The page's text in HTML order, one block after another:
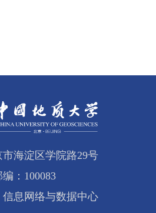
海淀区学院路29号
编：100083
息网络与数据中心